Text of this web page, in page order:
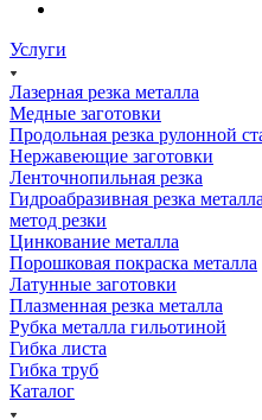
Услуги
Лазерная резка металла
Медные заготовки
Продольная резка рулонной
Нержавеющие заготовки
Ленточнопильная резка
Гидроабразивная резка
метод резки
Цинкование металла
Порошковая покраска металла
Латунные заготовки
Плазменная резка металла
Рубка металла гильотиной
Гибка листа
Гибка труб
Каталог